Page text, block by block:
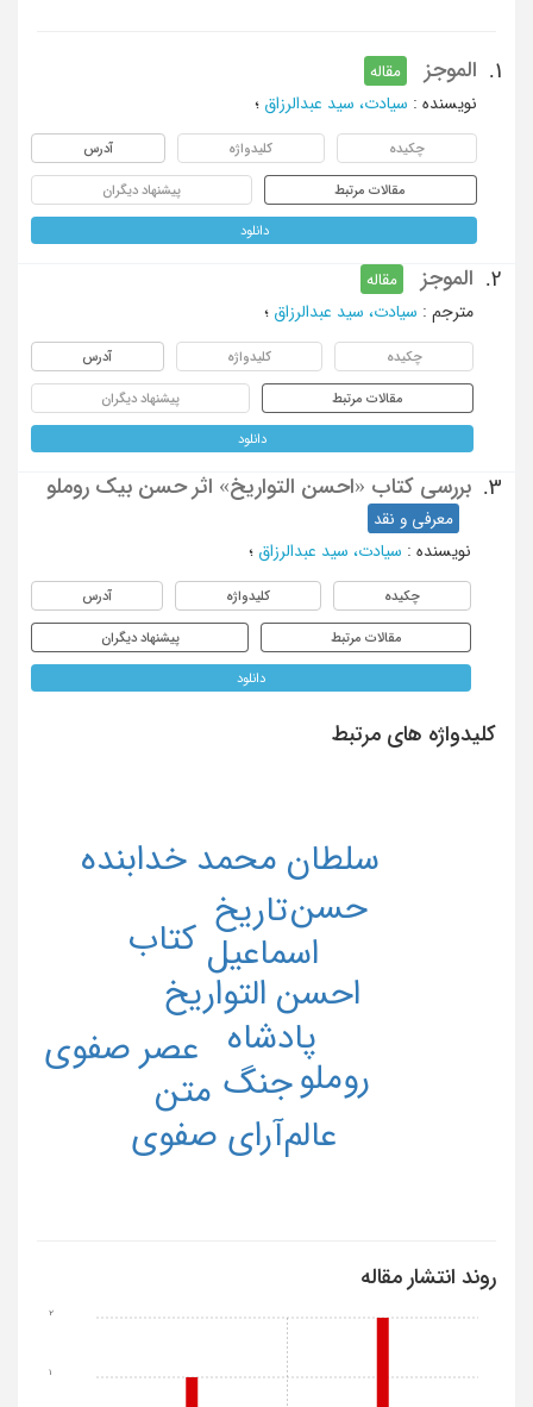
1. الموجز
مقاله
نویسنده : سیادت، سید عبدالرزاق ؛
چکیده کلیدواژه آدرس
مقالات مرتبط پیشنهاد دیگران
دانلود
2. الموجز
مقاله
مترجم : سیادت، سید عبدالرزاق ؛
چکیده کلیدواژه آدرس
مقالات مرتبط پیشنهاد دیگران
دانلود
3. بررسی کتاب «احسن التواریخ» اثر حسن بیک روملو
معرفی و نقد
نویسنده : سیادت، سید عبدالرزاق ؛
چکیده کلیدواژه آدرس
مقالات مرتبط پیشنهاد دیگران
دانلود
کلیدواژه های مرتبط
احسن التواریخ
اسماعیل
پادشاه
تاریخ
جنگ
حسن
روملو
سلطان محمد خدابنده
عالم‌آرای صفوی
عصر صفوی
متن
کتاب
روند انتشار مقاله
1
2